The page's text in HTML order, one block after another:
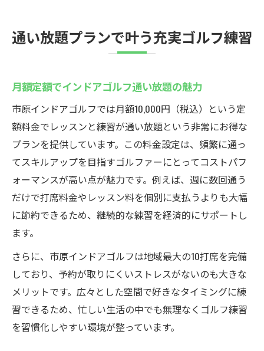
通い放題プランで叶う充実ゴルフ練習
月額定額でインドアゴルフ通い放題の魅力
市原インドアゴルフでは月額10,000円（税込）という定
額料金でレッスンと練習が通い放題という非常にお得な
プランを提供しています。この料金設定は、頻繁に通っ
てスキルアップを目指すゴルファーにとってコストパフ
ォーマンスが高い点が魅力です。例えば、週に数回通う
だけで打席料金やレッスン料を個別に支払うよりも大幅
に節約できるため、継続的な練習を経済的にサポートし
ます。
さらに、市原インドアゴルフは地域最大の10打席を完備
しており、予約が取りにくいストレスがないのも大きな
メリットです。広々とした空間で好きなタイミングに練
習できるため、忙しい生活の中でも無理なくゴルフ練習
を習慣化しやすい環境が整っています。